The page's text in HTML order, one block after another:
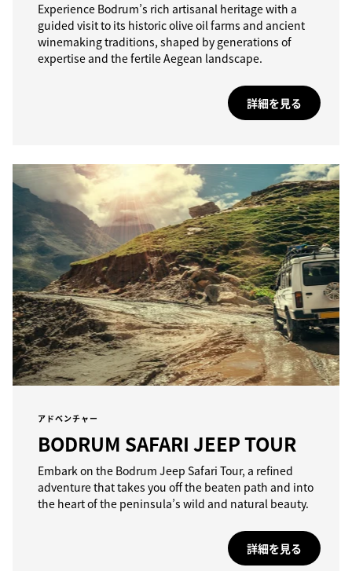
Experience Bodrum’s rich artisanal heritage with a
guided visit to its historic olive oil farms and ancient
winemaking traditions, shaped by generations of
expertise and the fertile Aegean landscape.
詳細を見る
アドベンチャー
BODRUM SAFARI JEEP TOUR
Embark on the Bodrum Jeep Safari Tour, a refined
adventure that takes you off the beaten path and into
the heart of the peninsula’s wild and natural beauty.
詳細を見る